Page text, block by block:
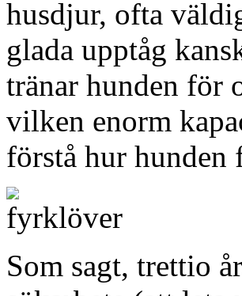
husdjur, ofta
glada upptåg
tränar hunden för
vilken enorm
förstå hur
Som sagt, trettio